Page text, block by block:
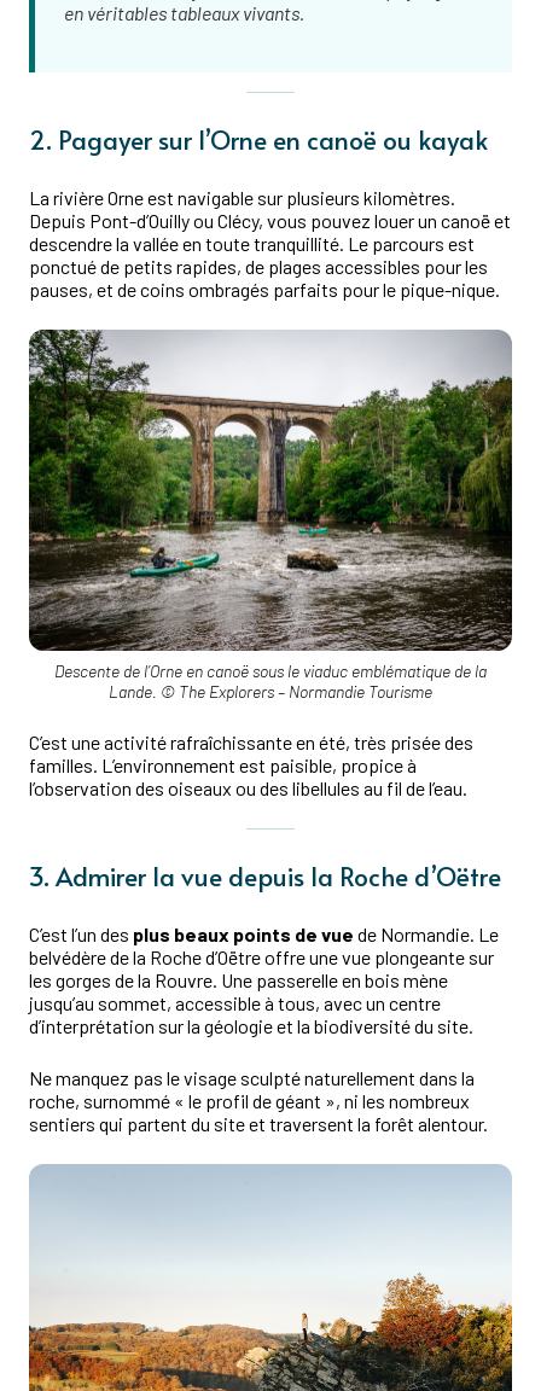
en véritables tableaux vivants.
2. Pagayer sur l’Orne en canoë ou kayak
La rivière Orne est navigable sur plusieurs kilomètres.
Depuis Pont-d’Ouilly ou Clécy, vous pouvez louer un canoë et
descendre la vallée en toute tranquillité. Le parcours est
ponctué de petits rapides, de plages accessibles pour les
pauses, et de coins ombragés parfaits pour le pique-nique.
Descente de l’Orne en canoë sous le viaduc emblématique de la
Lande. © The Explorers – Normandie Tourisme
C’est une activité rafraîchissante en été, très prisée des
familles. L’environnement est paisible, propice à
l’observation des oiseaux ou des libellules au fil de l’eau.
3. Admirer la vue depuis la Roche d’Oëtre
C’est l’un des plus beaux points de vue de Normandie. Le
belvédère de la Roche d’Oëtre offre une vue plongeante sur
les gorges de la Rouvre. Une passerelle en bois mène
jusqu’au sommet, accessible à tous, avec un centre
d’interprétation sur la géologie et la biodiversité du site.
Ne manquez pas le visage sculpté naturellement dans la
roche, surnommé « le profil de géant », ni les nombreux
sentiers qui partent du site et traversent la forêt alentour.